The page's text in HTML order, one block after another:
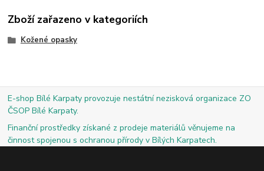
Zboží zařazeno v kategoriích
Kožené opasky
E-shop Bílé Karpaty provozuje nestátní nezisková organizace ZO
ČSOP Bílé Karpaty.
Finanční prostředky získané z prodeje materiálů věnujeme na
činnost spojenou s ochranou přírody v Bílých Karpatech.